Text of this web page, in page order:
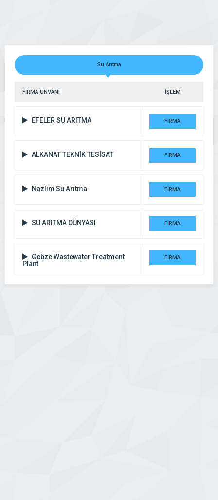
Su Arıtma
FİRMA ÜNVANI İŞLEM
EFELER SU ARITMA FİRMA
ALKANAT TEKNİK TESİSAT FİRMA
Nazlım Su Arıtma FİRMA
SU ARITMA DÜNYASI FİRMA
Gebze Wastewater Treatment
Plant
FİRMA